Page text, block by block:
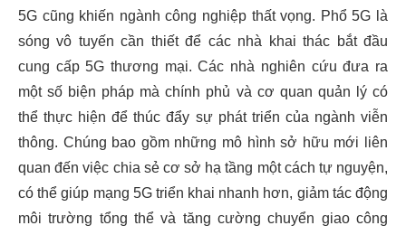
5G cũng khiến ngành công nghiệp thất vọng. Phổ 5G là
sóng vô tuyến cần thiết để các nhà khai thác bắt đầu
cung cấp 5G thương mại. Các nhà nghiên cứu đưa ra
một số biện pháp mà chính phủ và cơ quan quản lý có
thể thực hiện để thúc đẩy sự phát triển của ngành viễn
thông. Chúng bao gồm những mô hình sở hữu mới liên
quan đến việc chia sẻ cơ sở hạ tầng một cách tự nguyện,
có thể giúp mạng 5G triển khai nhanh hơn, giảm tác động
môi trường tổng thể và tăng cường chuyển giao công